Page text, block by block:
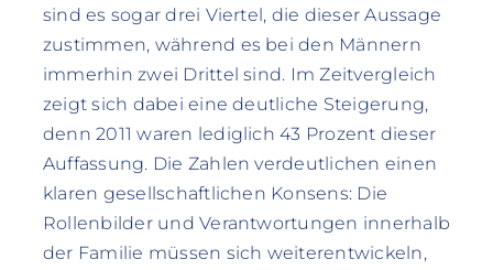
sind es sogar drei Viertel, die dieser Aussage
zustimmen, während es bei den Männern
immerhin zwei Drittel sind. Im Zeitvergleich
zeigt sich dabei eine deutliche Steigerung,
denn 2011 waren lediglich 43 Prozent dieser
Auffassung. Die Zahlen verdeutlichen einen
klaren gesellschaftlichen Konsens: Die
Rollenbilder und Verantwortungen innerhalb
der Familie müssen sich weiterentwickeln,